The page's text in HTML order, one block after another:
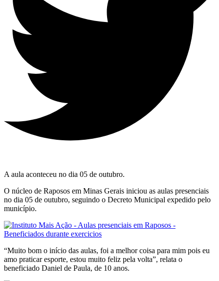
A aula aconteceu no dia 05 de outubro.
O núcleo de Raposos em Minas Gerais iniciou as aulas presenciais
no dia 05 de outubro, seguindo o Decreto Municipal expedido pelo
município.
“Muito bom o início das aulas, foi a melhor coisa para mim pois eu
amo praticar esporte, estou muito feliz pela volta”, relata o
beneficiado Daniel de Paula, de 10 anos.